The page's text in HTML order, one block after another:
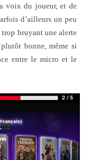
voix du joueur, et de
d’ailleurs un peu
trop bruyant une alerte
bonne, même si
entre le micro et le